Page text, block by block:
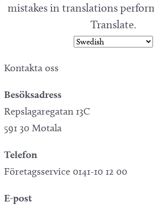
mistakes in translations
Translate.
Kontakta oss
Besöksadress
Repslagaregatan 13C
591 30 Motala
Telefon
Företagsservice 0141-10 12 00
E-post